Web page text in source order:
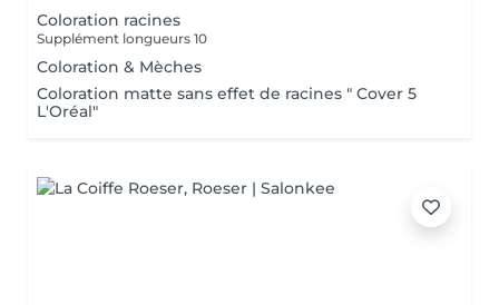
Coloration racines
Supplément longueurs 10
Coloration & Mèches
Coloration matte sans effet de racines " Cover 5
L'Oréal"